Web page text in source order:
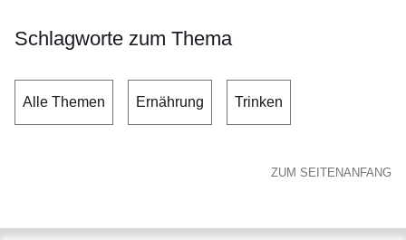
Schlagworte zum Thema
Alle Themen Ernährung Trinken
ZUM SEITENANFANG